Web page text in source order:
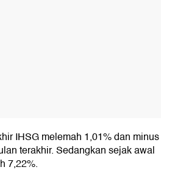
IHSG melemah 1,01% dan minus
terakhir. Sedangkan sejak awal
7,22%.